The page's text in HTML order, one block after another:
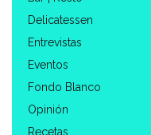
Delicatessen
Entrevistas
Eventos
Fondo Blanco
Opinión
Recetas